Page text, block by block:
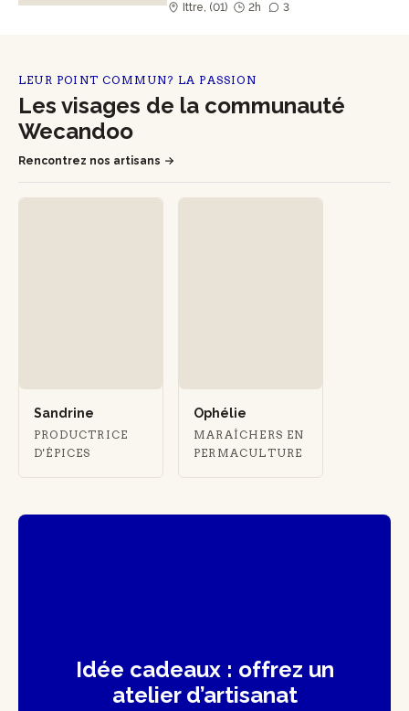
Ittre, (01) 2h 3
LEUR POINT COMMUN? LA PASSION
Les visages de la communauté
Wecandoo
Rencontrez nos artisans
Sandrine
PRODUCTRICE
D'ÉPICES
Ophélie
MARAÎCHERS EN
PERMACULTURE
Idée cadeaux : offrez un
atelier d’artisanat